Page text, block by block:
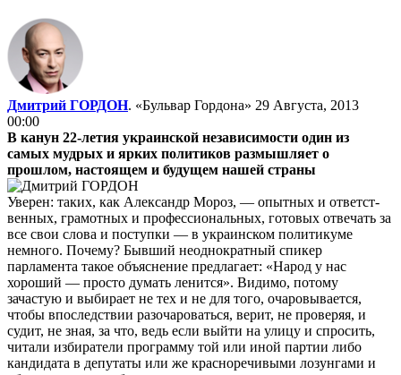
Дмитрий ГОРДОН. «Бульвар Гордона» 29 Августа, 2013
00:00
В канун 22-летия украинской независимости один из
самых мудрых и ярких политиков размышляет о
прошлом, настоящем и будущем нашей страны
Уверен: таких, как Александр Мороз, — опытных и ответс­т­
венных, грамотных и профессиона­ль­ных, готовых отвечать за
все свои слова и поступки — в украинском политикуме
немного. Почему? Бывший неоднократный спикер
парламента такое объяснение предлагает: «Народ у нас
хороший — просто думать ленится». Видимо, потому
зачастую и выбирает не тех и не для того, очаровывается,
чтобы впоследствии разочароваться, верит, не проверяя, и
судит, не зная, за что, ведь если выйти на улицу и спросить,
читали избиратели программу той или иной партии либо
кандидата в депутаты или же красноречивыми лозунгами и